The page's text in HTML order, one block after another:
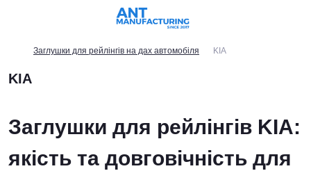
Заглушки для рейлінгів на дах автомобіля KIA
KIA
Заглушки для рейлінгів KIA:
якість та довговічність для